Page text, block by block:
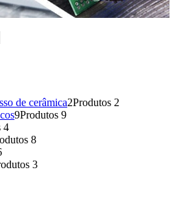
de cerâmica2Produtos 2
9Produtos 9
4
8
3